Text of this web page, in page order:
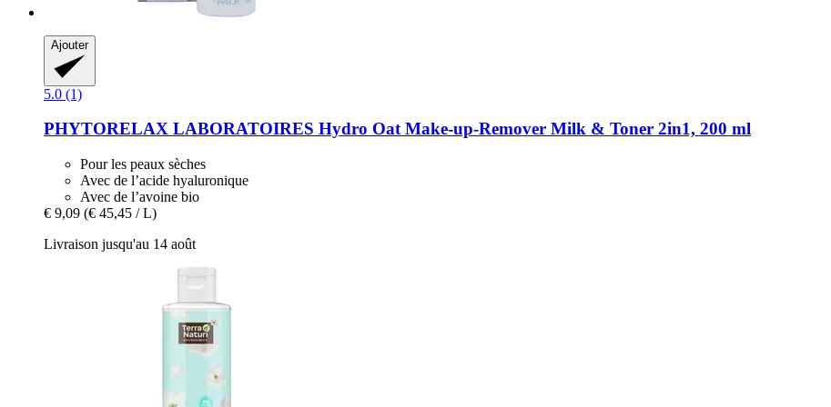
Ajouter
5.0 (1)
PHYTORELAX LABORATOIRES Hydro Oat Make-​up-​Remover Milk & Toner 2in1, 200 ml
Pour les peaux sèches
Avec de l’acide hyaluronique
Avec de l’avoine bio
€ 9,09 (€ 45,45 / L)
Livraison jusqu'au 14 août